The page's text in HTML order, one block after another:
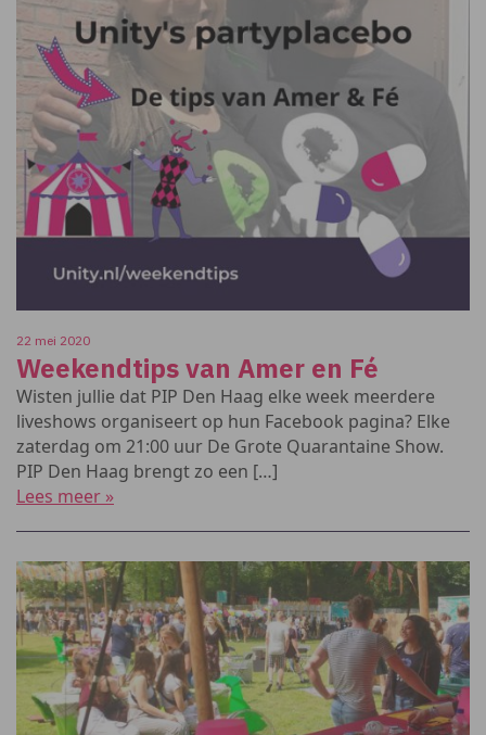
22 mei 2020
Weekendtips van Amer en Fé
Wisten jullie dat PIP Den Haag elke week meerdere
liveshows organiseert op hun Facebook pagina? Elke
zaterdag om 21:00 uur De Grote Quarantaine Show.
PIP Den Haag brengt zo een […]
Lees meer »